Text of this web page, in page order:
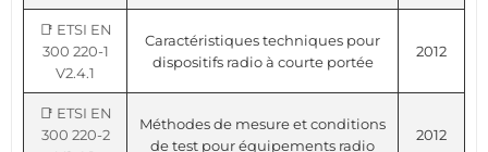
📑 ETSI EN
300 220-1
V2.4.1
Caractéristiques techniques pour
dispositifs radio à courte portée
2012
📑 ETSI EN
300 220-2
Méthodes de mesure et conditions
de test pour équipements radio
2012